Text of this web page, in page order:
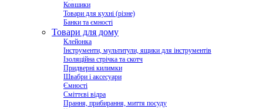
Ковшики
Товари для кухні (різне)
Банки та ємності
Товари для дому
Клейонка
Інструменти, мультитули, ящики для інструментів
Ізоляційна стрічка та скотч
Придверні килимки
Швабри і аксесуари
Ємності
Сміттєві відра
Прання, прибирання, миття посуду